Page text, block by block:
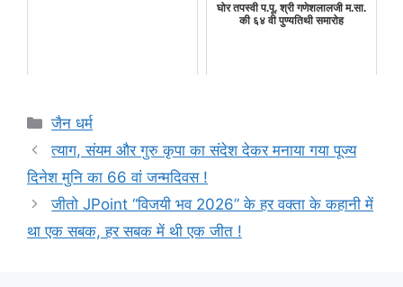
घोर तपस्वी प.पू. श्री गणेशलालजी म.सा.
की ६४ वी पुण्यतिथी समारोह
Categories
जैन धर्म
त्याग, संयम और गुरु कृपा का संदेश देकर मनाया गया पूज्य
दिनेश मुनि का 66 वां जन्मदिवस !
जीतो JPoint “विजयी भव 2026” के हर वक्ता के कहानी में
था एक सबक, हर सबक में थी एक जीत !